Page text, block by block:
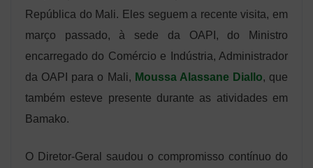
República do Mali. Eles seguem a recente visita, em
março passado, à sede da OAPI, do Ministro
encarregado do Comércio e Indústria, Administrador
da OAPI para o Mali, Moussa Alassane Diallo, que
também esteve presente durante as atividades em
Bamako.
O Diretor-Geral saudou o compromisso contínuo do